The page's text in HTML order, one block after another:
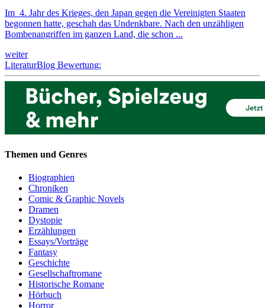
Im 4. Jahr des Krieges, den Japan gegen die Vereinigten Staaten
begonnen hatte, geschah das Undenkbare. Nach den unzähligen
Bombenangriffen im ganzen Land, die schon ...
weiter
LiteraturBlog Bewertung:
Themen und Genres
Biographien
Chroniken
Comic & Graphic Novels
Dramen
Dystopie
Erzählungen
Essays/Vorträge
Fantasy
Geschichte
Gesellschaftromane
Historische Romane
Hörbuch
Horror